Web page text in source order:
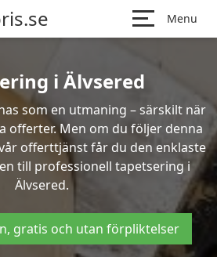
Menu
i Älvsered
som en utmaning – särskilt när
offerter. Men om du följer denna
offerttjänst får du den enklaste
till professionell tapetsering i
Älvsered.
gratis och utan förpliktelser